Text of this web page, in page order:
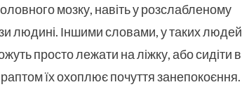
мозку, навіть у розслабленому
людині. Іншими словами, у таких людей
просто лежати на ліжку, або сидіти в
раптом їх охоплює почуття занепокоєння.